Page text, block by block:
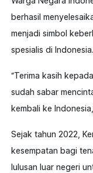
berhasil
menjadi simbol
spesialis di Indonesia.
“Terima kasih
sudah sabar
kembali ke
Sejak tahun 2022,
kesempatan bagi
lulusan luar negeri